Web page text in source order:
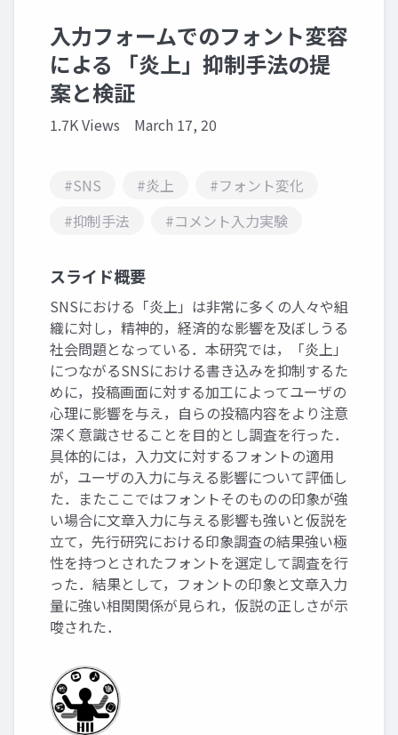
入力フォームでのフォント変容
による 「炎上」抑制手法の提
案と検証
1.7K Views March 17, 20
#SNS #炎上
#フォント変化
#抑制手法
#コメント入力実験
スライド概要
SNSにおける「炎上」は非常に多くの人々や組
織に対し，精神的，経済的な影響を及ぼしうる
社会問題となっている．本研究では，「炎上」
につながるSNSにおける書き込みを抑制するた
めに，投稿画面に対する加工によってユーザの
心理に影響を与え，自らの投稿内容をより注意
深く意識させることを目的とし調査を行った．
具体的には，入力文に対するフォントの適用
が，ユーザの入力に与える影響について評価し
た．またここではフォントそのものの印象が強
い場合に文章入力に与える影響も強いと仮説を
立て，先行研究における印象調査の結果強い極
性を持つとされたフォントを選定して調査を行
った．結果として，フォントの印象と文章入力
量に強い相関関係が見られ，仮説の正しさが示
唆された．